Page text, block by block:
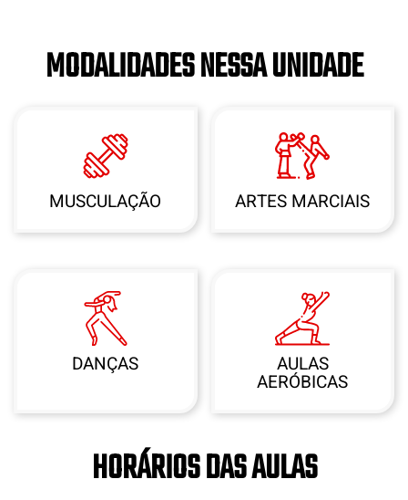
MODALIDADES NESSA UNIDADE
MUSCULAÇÃO ARTES MARCIAIS
DANÇAS AULAS
AERÓBICAS
HORÁRIOS DAS AULAS